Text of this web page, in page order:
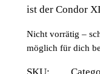
ist der Condor
Nicht vorrätig –
möglich für dich